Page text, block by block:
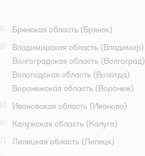
Брянская область (Брянск)
Владимирская область (Владимир)
Волгоградская область (Волгоград)
Вологодская область (Вологда)
Воронежская область (Воронеж)
Ивановская область (Иваново)
Калужская область (Калуга)
Липецкая область (Липецк)